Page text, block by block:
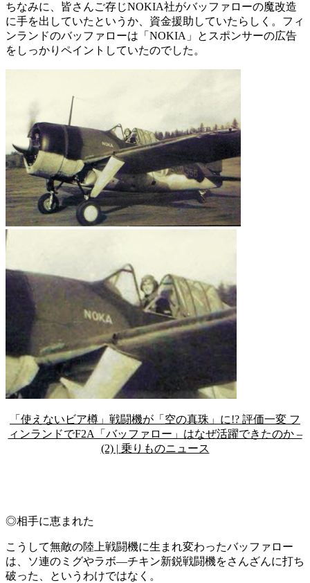
ちなみに、皆さんご存じNOKIA社がバッファローの魔改造
に手を出していたというか、資金援助していたらしく。フィ
ンランドのバッファローは「NOKIA」とスポンサーの広告
をしっかりペイントしていたのでした。
「使えないビア樽」戦闘機が「空の真珠」に!? 評価一変 フ
ィンランドでF2A「バッファロー」はなぜ活躍できたのか –
(2) | 乗りものニュース
◎相手に恵まれた
こうして無敵の陸上戦闘機に生まれ変わったバッファロー
は、ソ連のミグやラボ―チキン新鋭戦闘機をさんざんに打ち
破った、というわけではなく。